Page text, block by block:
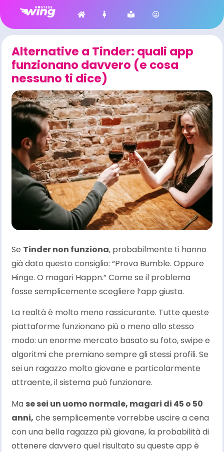
Alternative a Tinder: quali app
funzionano davvero (e cosa
nessuno ti dice)
Se Tinder non funziona, probabilmente ti hanno
già dato questo consiglio: “Prova Bumble. Oppure
Hinge. O magari Happn.” Come se il problema
fosse semplicemente scegliere l’app giusta.
La realtà è molto meno rassicurante. Tutte queste
piattaforme funzionano più o meno allo stesso
modo: un enorme mercato basato su foto, swipe e
algoritmi che premiano sempre gli stessi profili. Se
sei un ragazzo molto giovane e particolarmente
attraente, il sistema può funzionare.
Ma se sei un uomo normale, magari di 45 o 50
anni, che semplicemente vorrebbe uscire a cena
con una bella ragazza più giovane, la probabilità di
ottenere davvero quel risultato su queste app è